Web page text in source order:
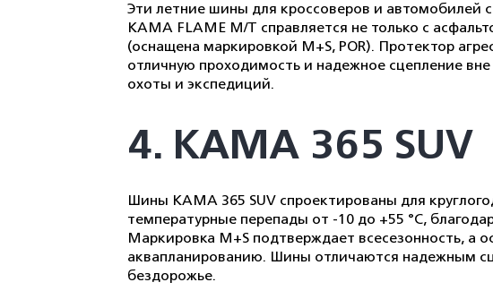
Эти летние шины для кроссоверов и
KAMA FLAME M/T справляется не только с
(оснащена маркировкой M+S, POR). Протектор
отличную проходимость и надежное сцепление
охоты и экспедиций.
4. КАМА 365 SUV
Шины КАМА 365 SUV спроектированы для
температурные перепады от -10 до +55 °C,
Маркировка M+S подтверждает всесезонность, а
аквапланированию. Шины отличаются надежным
бездорожье.